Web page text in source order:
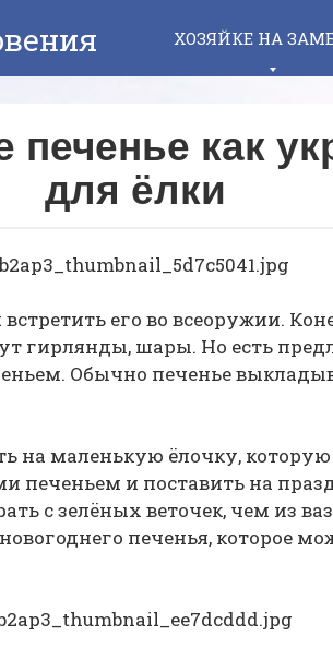
ХОЗЯЙКЕ НА
печенье как
для ёлки
его во всеоружии.
гирлянды, шары. Но есть
Обычно печенье
на маленькую ёлочку,
печеньем и поставить на
с зелёных веточек, чем из
печенья, которое